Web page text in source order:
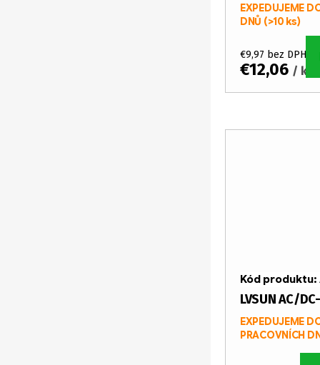
EXPEDUJEME
DNŮ (>10 ks)
€9,97 bez DPH
€12,06 / ks
LVSUN AC/
EXPEDUJEME
PRACOVNÍCH
Kód produktu: